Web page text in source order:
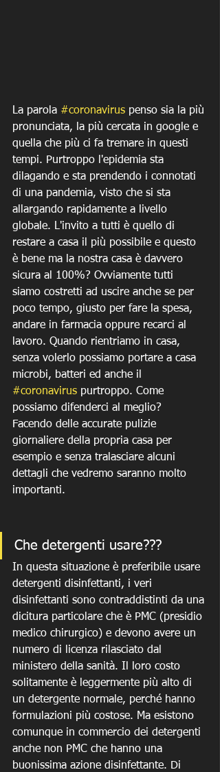
La parola #coronavirus penso sia la più
pronunciata, la più cercata in google e
quella che più ci fa tremare in questi
tempi. Purtroppo l'epidemia sta
dilagando e sta prendendo i connotati
di una pandemia, visto che si sta
allargando rapidamente a livello
globale. L'invito a tutti è quello di
restare a casa il più possibile e questo
è bene ma la nostra casa è davvero
sicura al 100%? Ovviamente tutti
siamo costretti ad uscire anche se per
poco tempo, giusto per fare la spesa,
andare in farmacia oppure recarci al
lavoro. Quando rientriamo in casa,
senza volerlo possiamo portare a casa
microbi, batteri ed anche il
#coronavirus purtroppo. Come
possiamo difenderci al meglio?
Facendo delle accurate pulizie
giornaliere della propria casa per
esempio e senza tralasciare alcuni
dettagli che vedremo saranno molto
importanti.
Che detergenti usare???
In questa situazione è preferibile usare
detergenti disinfettanti, i veri
disinfettanti sono contraddistinti da una
dicitura particolare che è PMC (presidio
medico chirurgico) e devono avere un
numero di licenza rilasciato dal
ministero della sanità. Il loro costo
solitamente è leggermente più alto di
un detergente normale, perché hanno
formulazioni più costose. Ma esistono
comunque in commercio dei detergenti
anche non PMC che hanno una
buonissima azione disinfettante. Di